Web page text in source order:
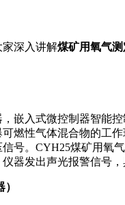
深入讲解煤矿用氧气
嵌入式微控制器智能
燃性气体混合物的工
号。CYH25煤矿用氧
器发出声光报警信号